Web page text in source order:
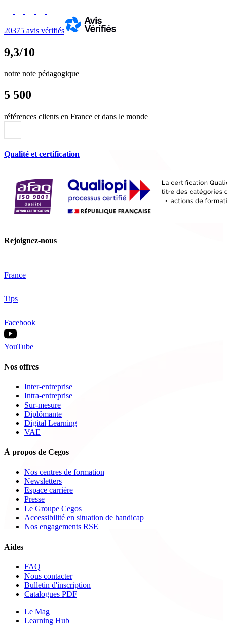
20375 avis vérifiés
9,3/10
notre note pédagogique
5 500
références clients en France et dans le monde
Qualité et certification
Rejoignez-nous
France
Tips
Facebook
YouTube
Nos offres
Inter-entreprise
Intra-entreprise
Sur-mesure
Diplômante
Digital Learning
VAE
À propos de Cegos
Nos centres de formation
Newsletters
Espace carrière
Presse
Le Groupe Cegos
Accessibilité en situation de handicap
Nos engagements RSE
Aides
FAQ
Nous contacter
Bulletin d'inscription
Catalogues PDF
Le Mag
Learning Hub